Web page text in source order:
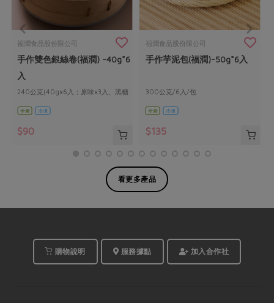
福潤食品股份限公司
手作雙色銀絲卷(福潤) -40g*6
入
240公克(40gx6入；原味x3入、黑糖
x3入)
全素 冷凍
$90
福潤食品股份限公司
手作芋泥包(福潤)-50g*6入
300公克/6入/包
全素 冷凍
$135
看更多產品
購物說明 服務據點 加入合作社